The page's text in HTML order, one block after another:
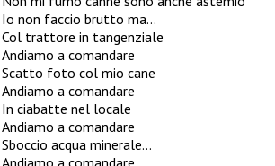
Io non faccio brutto ma…
Col trattore in tangenziale
Andiamo a comandare
Scatto foto col mio cane
Andiamo a comandare
In ciabatte nel locale
Andiamo a comandare
Sboccio acqua minerale…
Andiamo a comandare